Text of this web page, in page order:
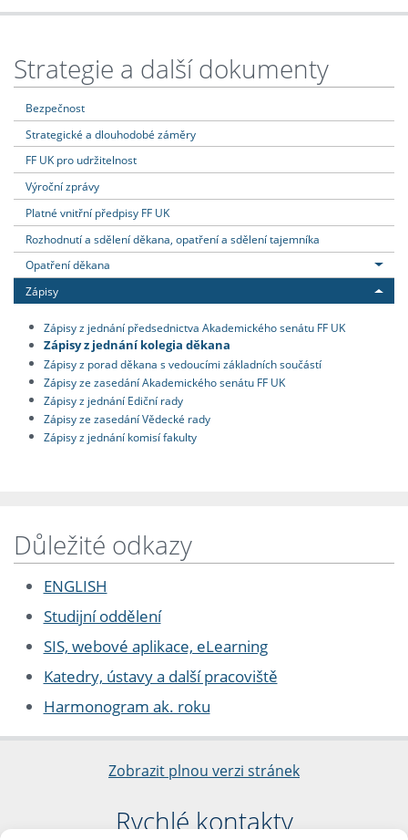
Strategie a další dokumenty
Bezpečnost
Strategické a dlouhodobé záměry
FF UK pro udržitelnost
Výroční zprávy
Platné vnitřní předpisy FF UK
Rozhodnutí a sdělení děkana, opatření a sdělení tajemníka
Opatření děkana
Zápisy
Zápisy z jednání předsednictva Akademického senátu FF UK
Zápisy z jednání kolegia děkana
Zápisy z porad děkana s vedoucími základních součástí
Zápisy ze zasedání Akademického senátu FF UK
Zápisy z jednání Ediční rady
Zápisy ze zasedání Vědecké rady
Zápisy z jednání komisí fakulty
Důležité odkazy
ENGLISH
Studijní oddělení
SIS, webové aplikace, eLearning
Katedry, ústavy a další pracoviště
Harmonogram ak. roku
Zobrazit plnou verzi stránek
Rychlé kontakty